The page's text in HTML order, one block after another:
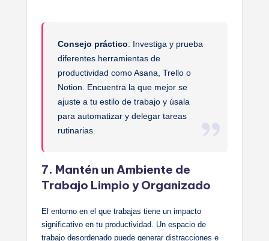
Consejo práctico: Investiga y prueba
diferentes herramientas de
productividad como Asana, Trello o
Notion. Encuentra la que mejor se
ajuste a tu estilo de trabajo y úsala
para automatizar y delegar tareas
rutinarias.
7. Mantén un Ambiente de
Trabajo Limpio y Organizado
El entorno en el que trabajas tiene un impacto
significativo en tu productividad. Un espacio de
trabajo desordenado puede generar distracciones e